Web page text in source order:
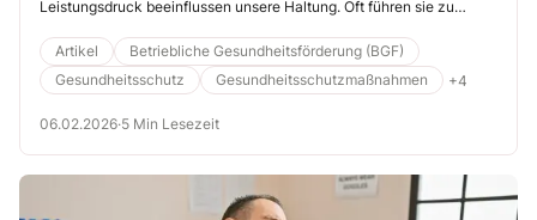
Leistungsdruck beeinflussen unsere Haltung. Oft führen sie zu
Rückenschmerzen. Wer einmal diese Probleme hat, wird sie oft nur
schwer wieder los. Deshalb ist hier Prävention besonders wichtig.
Artikel
Betriebliche Gesundheitsförderung (BGF)
Gesundheitsschutz
Gesundheitsschutzmaßnahmen +4
06.02.2026·5 Min Lesezeit